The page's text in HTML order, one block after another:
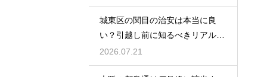
城東区の関目の治安は本当に良
い？引越し前に知るべきリアルな
実情
2026.07.21